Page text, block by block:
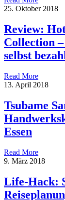
25. Oktober 2018
Review:
Collection
selbst
Read More
13. April 2018
Tsubame
Essen
Read More
9. März 2018
Life-Hack: